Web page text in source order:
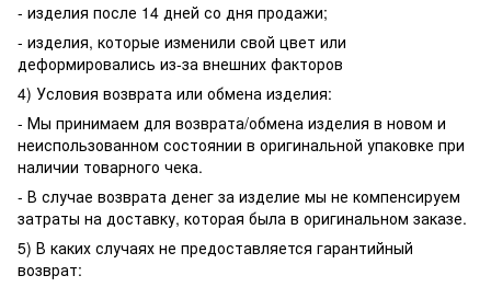
- изделия после 14 дней со дня продажи;
- изделия, которые изменили свой цвет или
деформировались из-за внешних факторов
4) Условия возврата или обмена изделия:
- Мы принимаем для возврата/обмена изделия в новом и
неиспользованном состоянии в оригинальной упаковке при
наличии товарного чека.
- В случае возврата денег за изделие мы не компенсируем
затраты на доставку, которая была в оригинальном заказе.
5) В каких случаях не предоставляется гарантийный
возврат: